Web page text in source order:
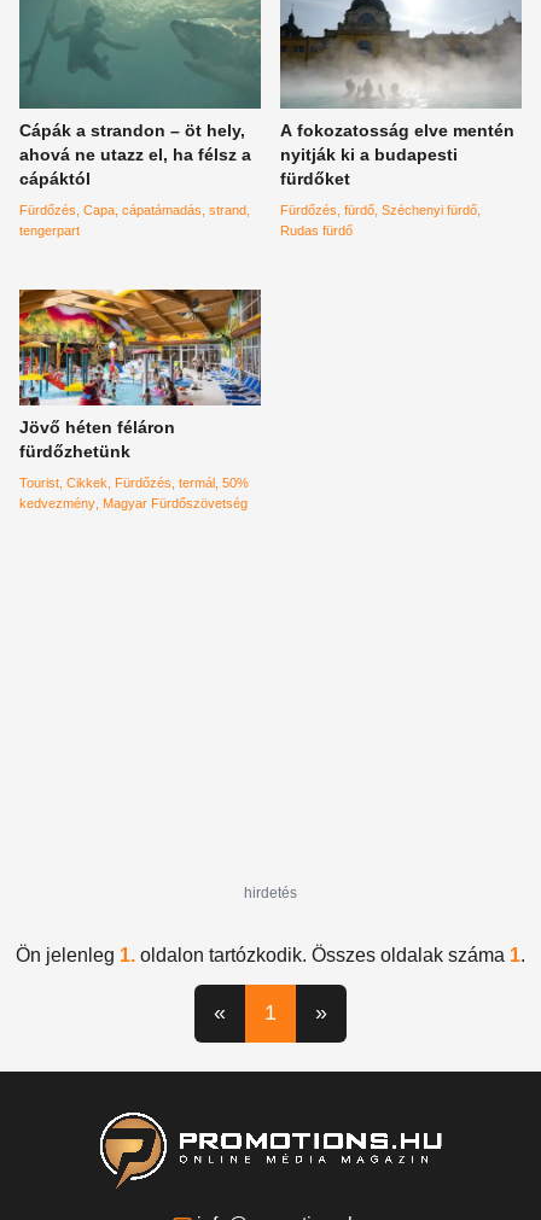
Cápák a strandon – öt hely,
ahová ne utazz el, ha félsz a
cápáktól
Fürdőzés Capa cápatámadás strand
tengerpart
A fokozatosság elve mentén
nyitják ki a budapesti
fürdőket
Fürdőzés fürdő Széchenyi fürdő
Rudas fürdő
Jövő héten féláron
fürdőzhetünk
Tourist Cikkek Fürdőzés termál 50%
kedvezmény Magyar Fürdőszövetség
hirdetés
Ön jelenleg 1. oldalon tartózkodik. Összes oldalak száma 1.
« 1 »